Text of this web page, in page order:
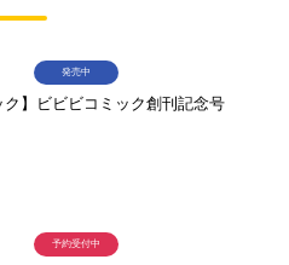
ク】ビビビコミック創刊記念号
発売中
予約受付中